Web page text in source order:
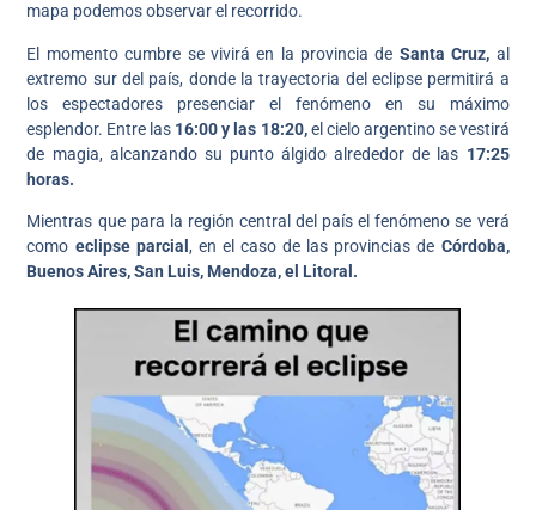
mapa podemos observar el recorrido.
El momento cumbre se vivirá en la provincia de Santa Cruz, al
extremo sur del país, donde la trayectoria del eclipse permitirá a
los espectadores presenciar el fenómeno en su máximo
esplendor. Entre las 16:00 y las 18:20,el cielo argentino se vestirá
de magia, alcanzando su punto álgido alrededor de las 17:25
horas.
Mientras que para la región central del país el fenómeno se verá
como eclipse parcial , en el caso de las provincias de Córdoba,
Buenos Aires, San Luis, Mendoza, el Litoral.